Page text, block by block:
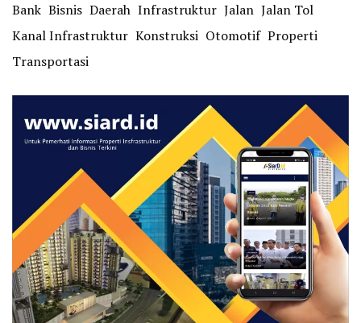
Bank Bisnis Daerah Infrastruktur Jalan Jalan Tol
Kanal Infrastruktur Konstruksi Otomotif Properti
Transportasi